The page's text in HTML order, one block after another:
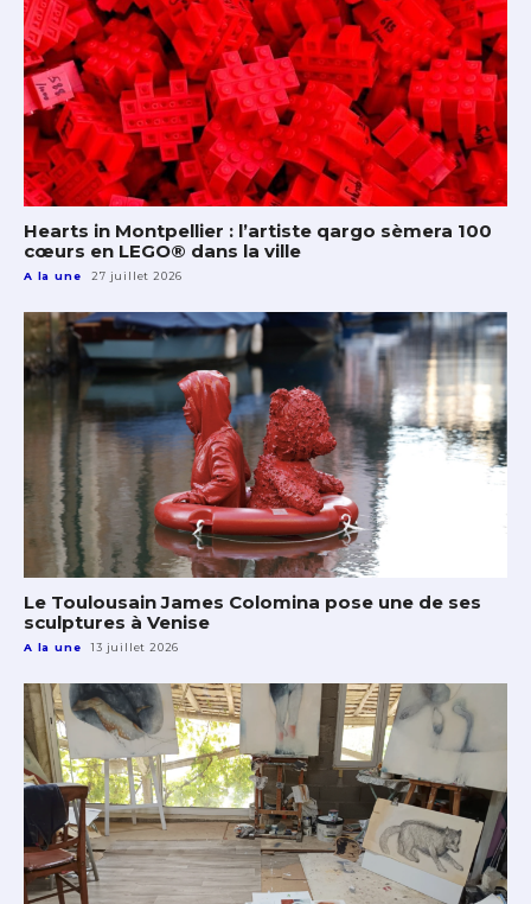
Hearts in Montpellier : l’artiste qargo sèmera 100
cœurs en LEGO® dans la ville
A la une 27 juillet 2026
Le Toulousain James Colomina pose une de ses
sculptures à Venise
A la une 13 juillet 2026